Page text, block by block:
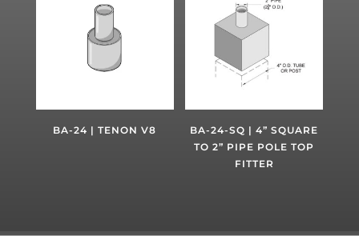
BA-24 | TENON V8
BA-24-SQ | 4” SQUARE
TO 2” PIPE POLE TOP
FITTER